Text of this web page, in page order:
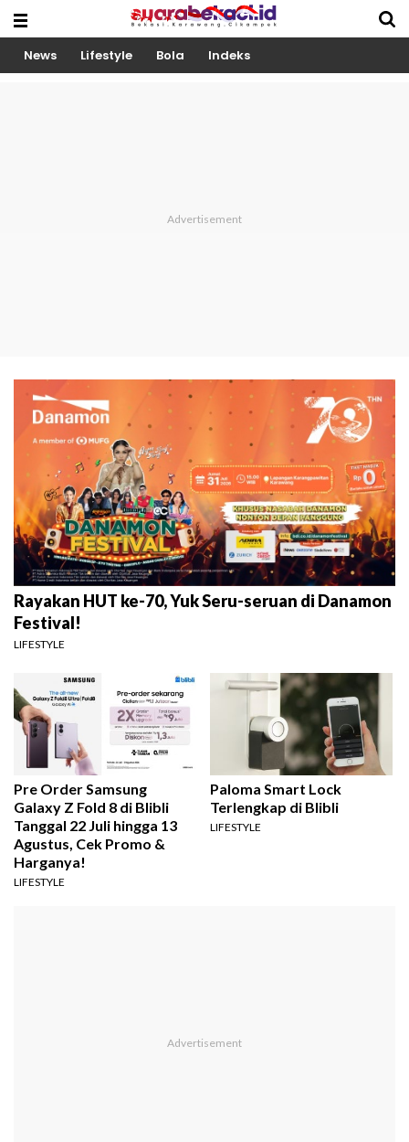
News Lifestyle Bola Indeks
Rayakan HUT ke-70, Yuk Seru-seruan di Danamon
Festival!
LIFESTYLE
Pre Order Samsung
Galaxy Z Fold 8 di Blibli
Tanggal 22 Juli hingga 13
Agustus, Cek Promo &
Harganya!
LIFESTYLE
Paloma Smart Lock
Terlengkap di Blibli
LIFESTYLE